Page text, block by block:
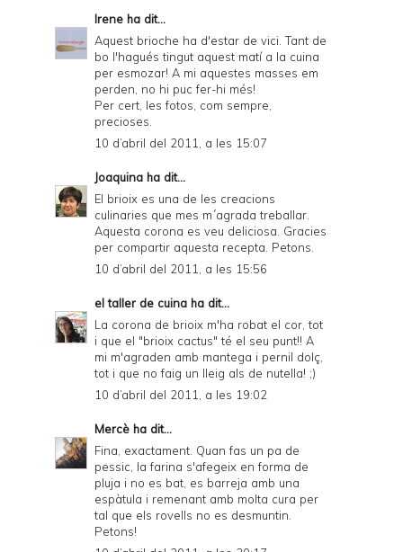
Irene ha dit...
Aquest brioche ha d'estar de vici. Tant de
bo l'hagués tingut aquest matí a la cuina
per esmozar! A mi aquestes masses em
perden, no hi puc fer-hi més!
Per cert, les fotos, com sempre,
precioses.
10 d’abril del 2011, a les 15:07
Joaquina ha dit...
El brioix es una de les creacions
culinaries que mes m´agrada treballar.
Aquesta corona es veu deliciosa. Gracies
per compartir aquesta recepta. Petons.
10 d’abril del 2011, a les 15:56
el taller de cuina ha dit...
La corona de brioix m'ha robat el cor, tot
i que el "brioix cactus" té el seu punt!! A
mi m'agraden amb mantega i pernil dolç,
tot i que no faig un lleig als de nutella! ;)
10 d’abril del 2011, a les 19:02
Mercè ha dit...
Fina, exactament. Quan fas un pa de
pessic, la farina s'afegeix en forma de
pluja i no es bat, es barreja amb una
espàtula i remenant amb molta cura per
tal que els rovells no es desmuntin.
Petons!